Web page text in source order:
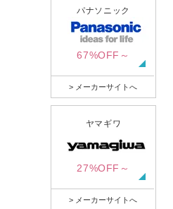
パナソニック
67%OFF～
> メーカーサイトへ
ヤマギワ
27%OFF～
> メーカーサイトへ